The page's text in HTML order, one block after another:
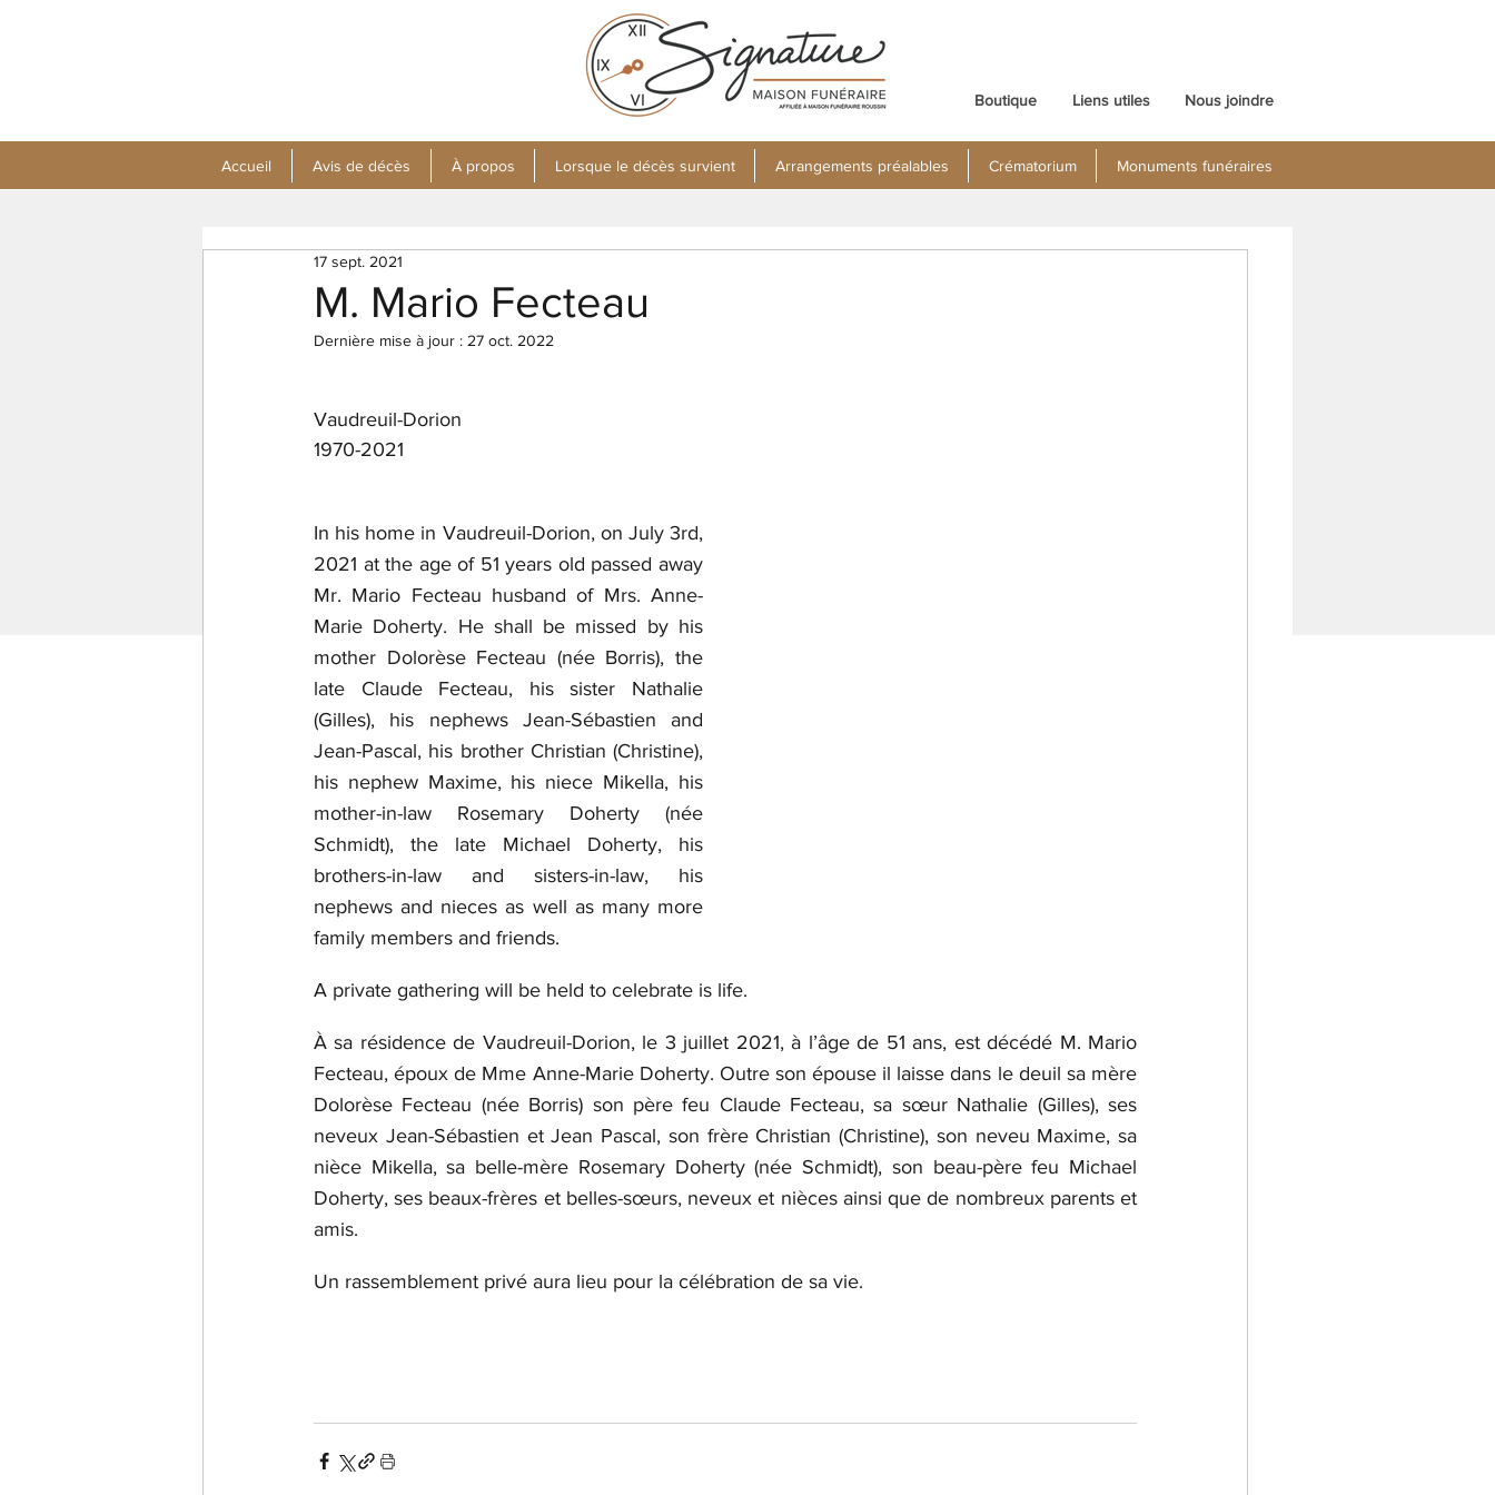
Boutique Liens utiles Nous joindre
Accueil Avis de décès À propos Lorsque le décès survient Arrangements préalables Crématorium Monuments funéraires
M. Mario Fecteau
17 sept. 2021
Dernière mise à jour : 27 oct. 2022
Vaudreuil-Dorion
1970-2021
In his home in Vaudreuil-Dorion, on July 3rd,
2021 at the age of 51 years old passed away
Mr. Mario Fecteau husband of Mrs. Anne-
Marie Doherty. He shall be missed by his
mother Dolorèse Fecteau (née Borris), the
late Claude Fecteau, his sister Nathalie
(Gilles), his nephews Jean-Sébastien and
Jean-Pascal, his brother Christian (Christine),
his nephew Maxime, his niece Mikella, his
mother-in-law Rosemary Doherty (née
Schmidt), the late Michael Doherty, his
brothers-in-law and sisters-in-law, his
nephews and nieces as well as many more
family members and friends.
A private gathering will be held to celebrate is life.
À sa résidence de Vaudreuil-Dorion, le 3 juillet 2021, à l’âge de 51 ans, est décédé M. Mario
Fecteau, époux de Mme Anne-Marie Doherty. Outre son épouse il laisse dans le deuil sa mère
Dolorèse Fecteau (née Borris) son père feu Claude Fecteau, sa sœur Nathalie (Gilles), ses
neveux Jean-Sébastien et Jean Pascal, son frère Christian (Christine), son neveu Maxime, sa
nièce Mikella, sa belle-mère Rosemary Doherty (née Schmidt), son beau-père feu Michael
Doherty, ses beaux-frères et belles-sœurs, neveux et nièces ainsi que de nombreux parents et
amis.
Un rassemblement privé aura lieu pour la célébration de sa vie.